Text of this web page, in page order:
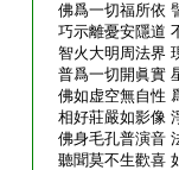
佛爲一切福所依
巧示離憂安隱道
智火大明周法界
普爲一切開眞實
佛如虚空無自性
相好莊嚴如影像
佛身毛孔普演音
聽聞莫不生歡喜